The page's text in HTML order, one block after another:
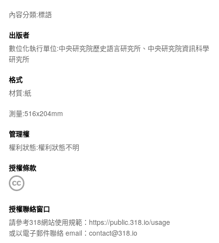
內容分類:標語
出版者
數位化執行單位:中央研究院歷史語言研究所、中央研究院資訊科學
研究所
格式
材質:紙
測量:516x204mm
管理權
權利狀態:權利狀態不明
授權條款
授權聯絡窗口
請參考318網站使用規範：https://public.318.io/usage
或以電子郵件聯絡 email：contact@318.io